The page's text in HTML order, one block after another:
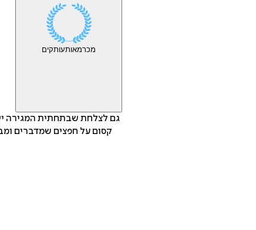
מכרמאותעותקים
גם לצלחת שבתחתית המגירה
קסום על חפצים שמדברים